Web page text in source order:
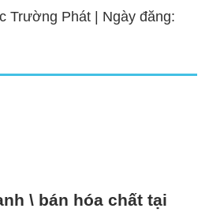
Trường Phát | Ngày đăng:
\ bán hóa chất tại